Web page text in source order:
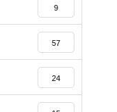
9
57
24